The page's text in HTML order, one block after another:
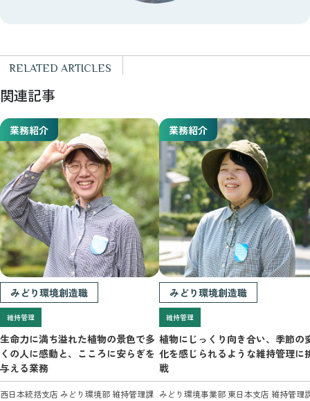
RELATED ARTICLES
関連記事
業務紹介
みどり環境創造職
維持管理
生命力に満ち溢れた植物の景色で多
くの人に感動と、 こころに安らぎを
与える業務
西日本統括支店 みどり環境部 維持管理課
業務紹介
みどり環境創造職
維持管理
植物にじっくり向き合い、 季節の
化を感じられるような維持管理に
戦
みどり環境事業部 東日本支店 維持管理